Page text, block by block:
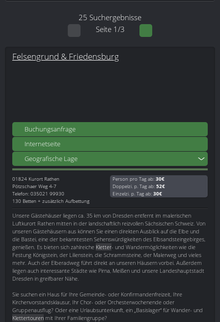
25 Suchergebnisse
Seite 1/3
Felsengrund & Friedensburg
Buchungsanfrage
Internetseite
Geografische Lage
01824 Kurort Rathen
Pötzschaer Weg 4-7
Telefon: 035021 99930
130 Betten + zusätzlich Aufbettung
Person pro Tag ab: 30€
Doppelzi. p. Tag ab: 52€
Einzelzi. p. Tag ab: 30€
Unsere Gästehäuser liegen ca. 35 km von Dresden entfernt im malerischen
Luftkurort Rathen mitten in der landschaftlich reizvollen Sächsischen Schweiz. Von
unseren Gästehäusern aus können Sie einen direkten Ausblick auf die Elbe und
die Bastei, eine der bekanntesten Sehenswürdigkeiten des Elbsandsteingebirges,
genießen. Es bieten sich zahlreiche Kletter- und Wandermöglichkeiten wie die
Festung Königstein, der Lilienstein, die Schrammsteine, der Malerweg und vieles
mehr. Auch der Elberadweg führt direkt an unseren Häusern vorbei. Außerdem
liegen auch interessante Städte wie Pirna, Meißen und unsere Landeshauptstadt
Dresden in greifbarer Nähe.
Sie suchen ein Haus für Ihre Gemeinde- oder Konfirmandenfreizeit, Ihre
Kirchenvorstandsklausur, Ihr Chor- oder Orchesterwochenende oder
Gruppenausflug? Oder eine Urlaubsunterkunft, ein „Basislager“ für Wander- und
Klettertouren mit Ihrer Familiengruppe?